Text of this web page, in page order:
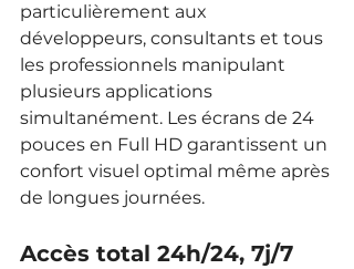
particulièrement aux
développeurs, consultants et tous
les professionnels manipulant
plusieurs applications
simultanément. Les écrans de 24
pouces en Full HD garantissent un
confort visuel optimal même après
de longues journées.
Accès total 24h/24, 7j/7